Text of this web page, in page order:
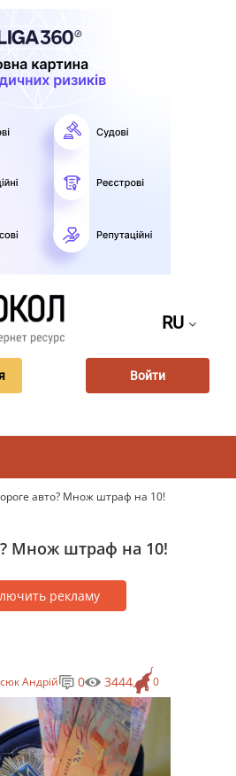
RU
Войти
авто? Множ штраф на 10!
Множ штраф на 10!
рекламу
Андрій 0
0 3444